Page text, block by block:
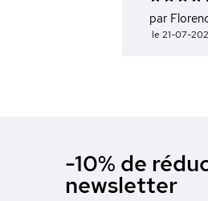
par
le 21-07-
-10% de
newsletter